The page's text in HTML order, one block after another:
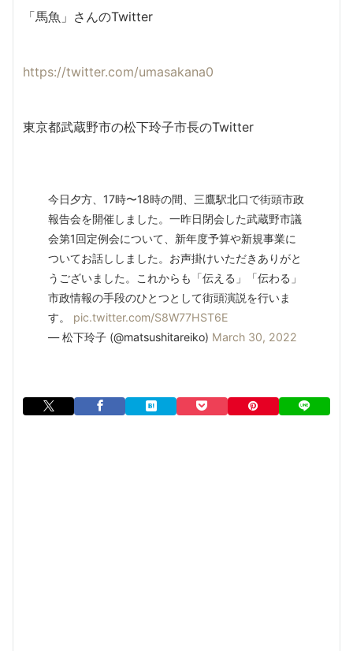
「馬魚」さんのTwitter
https://twitter.com/umasakana0
東京都武蔵野市の松下玲子市長のTwitter
今日夕方、17時〜18時の間、三鷹駅北口で街頭市政
報告会を開催しました。一昨日閉会した武蔵野市議
会第1回定例会について、新年度予算や新規事業に
ついてお話ししました。お声掛けいただきありがと
うございました。これからも「伝える」「伝わる」
市政情報の手段のひとつとして街頭演説を行いま
す。 pic.twitter.com/S8W77HST6E
— 松下玲子 (@matsushitareiko) March 30, 2022